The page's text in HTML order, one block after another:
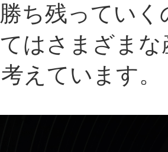
ち残ってい
はさまざま
えています。